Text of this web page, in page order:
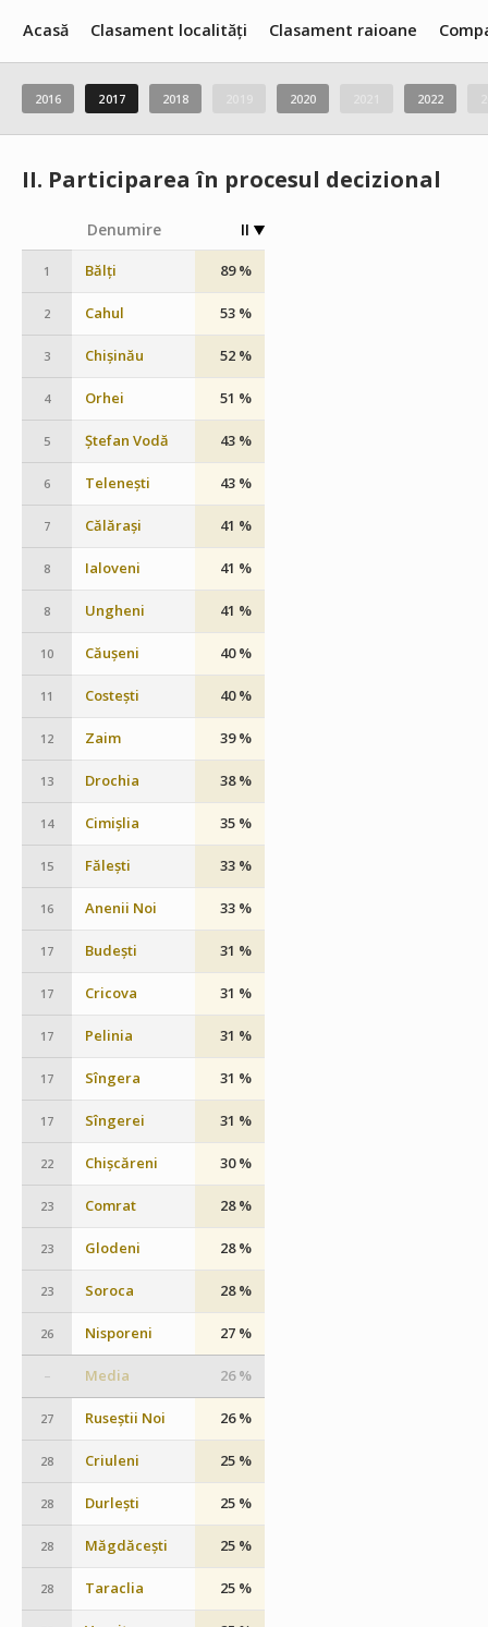
Acasă Clasament localități Clasament raioane
2016 2017 2018 2020 2022
II. Participarea în procesul decizional
Denumire II
1 Bălți 89 %
2 Cahul 53 %
3 Chișinău 52 %
4 Orhei 51 %
5 Ștefan Vodă 43 %
6 Telenești 43 %
7 Călărași 41 %
8 Ialoveni 41 %
8 Ungheni 41 %
10 Căușeni 40 %
11 Costești 40 %
12 Zaim 39 %
13 Drochia 38 %
14 Cimișlia 35 %
15 Fălești 33 %
16 Anenii Noi 33 %
17 Budești 31 %
17 Cricova 31 %
17 Pelinia 31 %
17 Sîngera 31 %
17 Sîngerei 31 %
22 Chișcăreni 30 %
23 Comrat 28 %
23 Glodeni 28 %
23 Soroca 28 %
26 Nisporeni 27 %
– Media 26 %
27 Ruseștii Noi 26 %
28 Criuleni 25 %
28 Durlești 25 %
28 Măgdăcești 25 %
28 Taraclia 25 %